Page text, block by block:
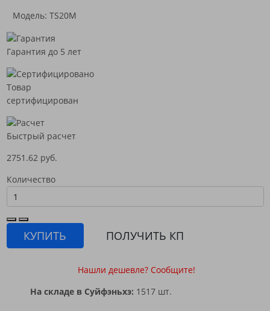
Модель: TS20M
Гарантия до 5 лет
Товар
сертифицирован
Быстрый расчет
2751.62 руб.
Количество
КУПИТЬ ПОЛУЧИТЬ КП
Нашли дешевле? Сообщите!
На складе в Суйфэньхэ: 1517 шт.